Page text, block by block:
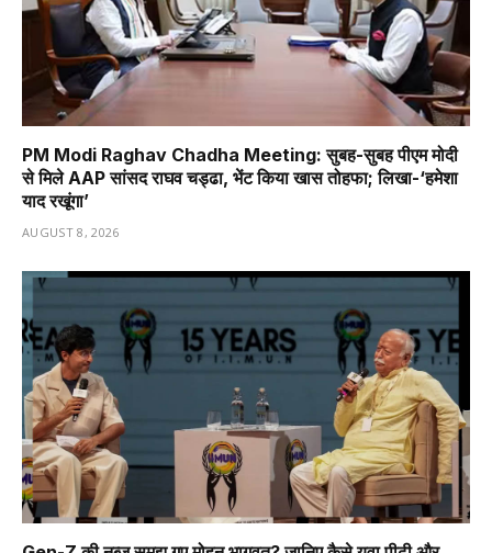
PM Modi Raghav Chadha Meeting: सुबह-सुबह पीएम मोदी
से मिले AAP सांसद राघव चड्ढा, भेंट किया खास तोहफा; लिखा-‘हमेशा
याद रखूंगा’
AUGUST 8, 2026